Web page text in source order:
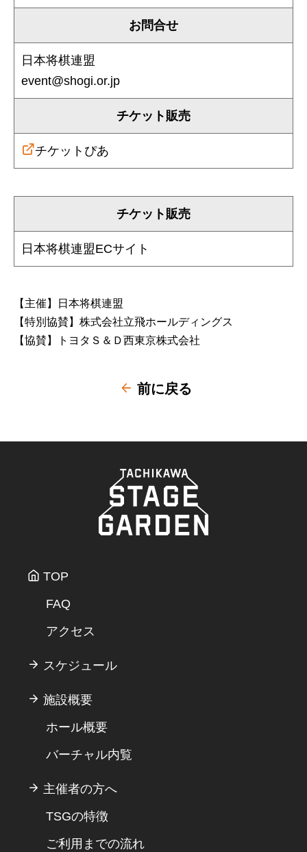
お問合せ
日本将棋連盟
event@shogi.or.jp
チケット販売
チケットぴあ
チケット販売
日本将棋連盟ECサイト
【主催】日本将棋連盟
【特別協賛】株式会社立飛ホールディングス
【協賛】トヨタＳ＆Ｄ西東京株式会社
前に戻る
TOP
FAQ
アクセス
スケジュール
施設概要
ホール概要
バーチャル内覧
主催者の方へ
TSGの特徴
ご利用までの流れ